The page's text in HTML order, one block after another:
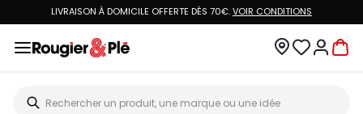
LIVRAISON À DOMICILE OFFERTE DÈS 70€.VOIR CONDITIONS